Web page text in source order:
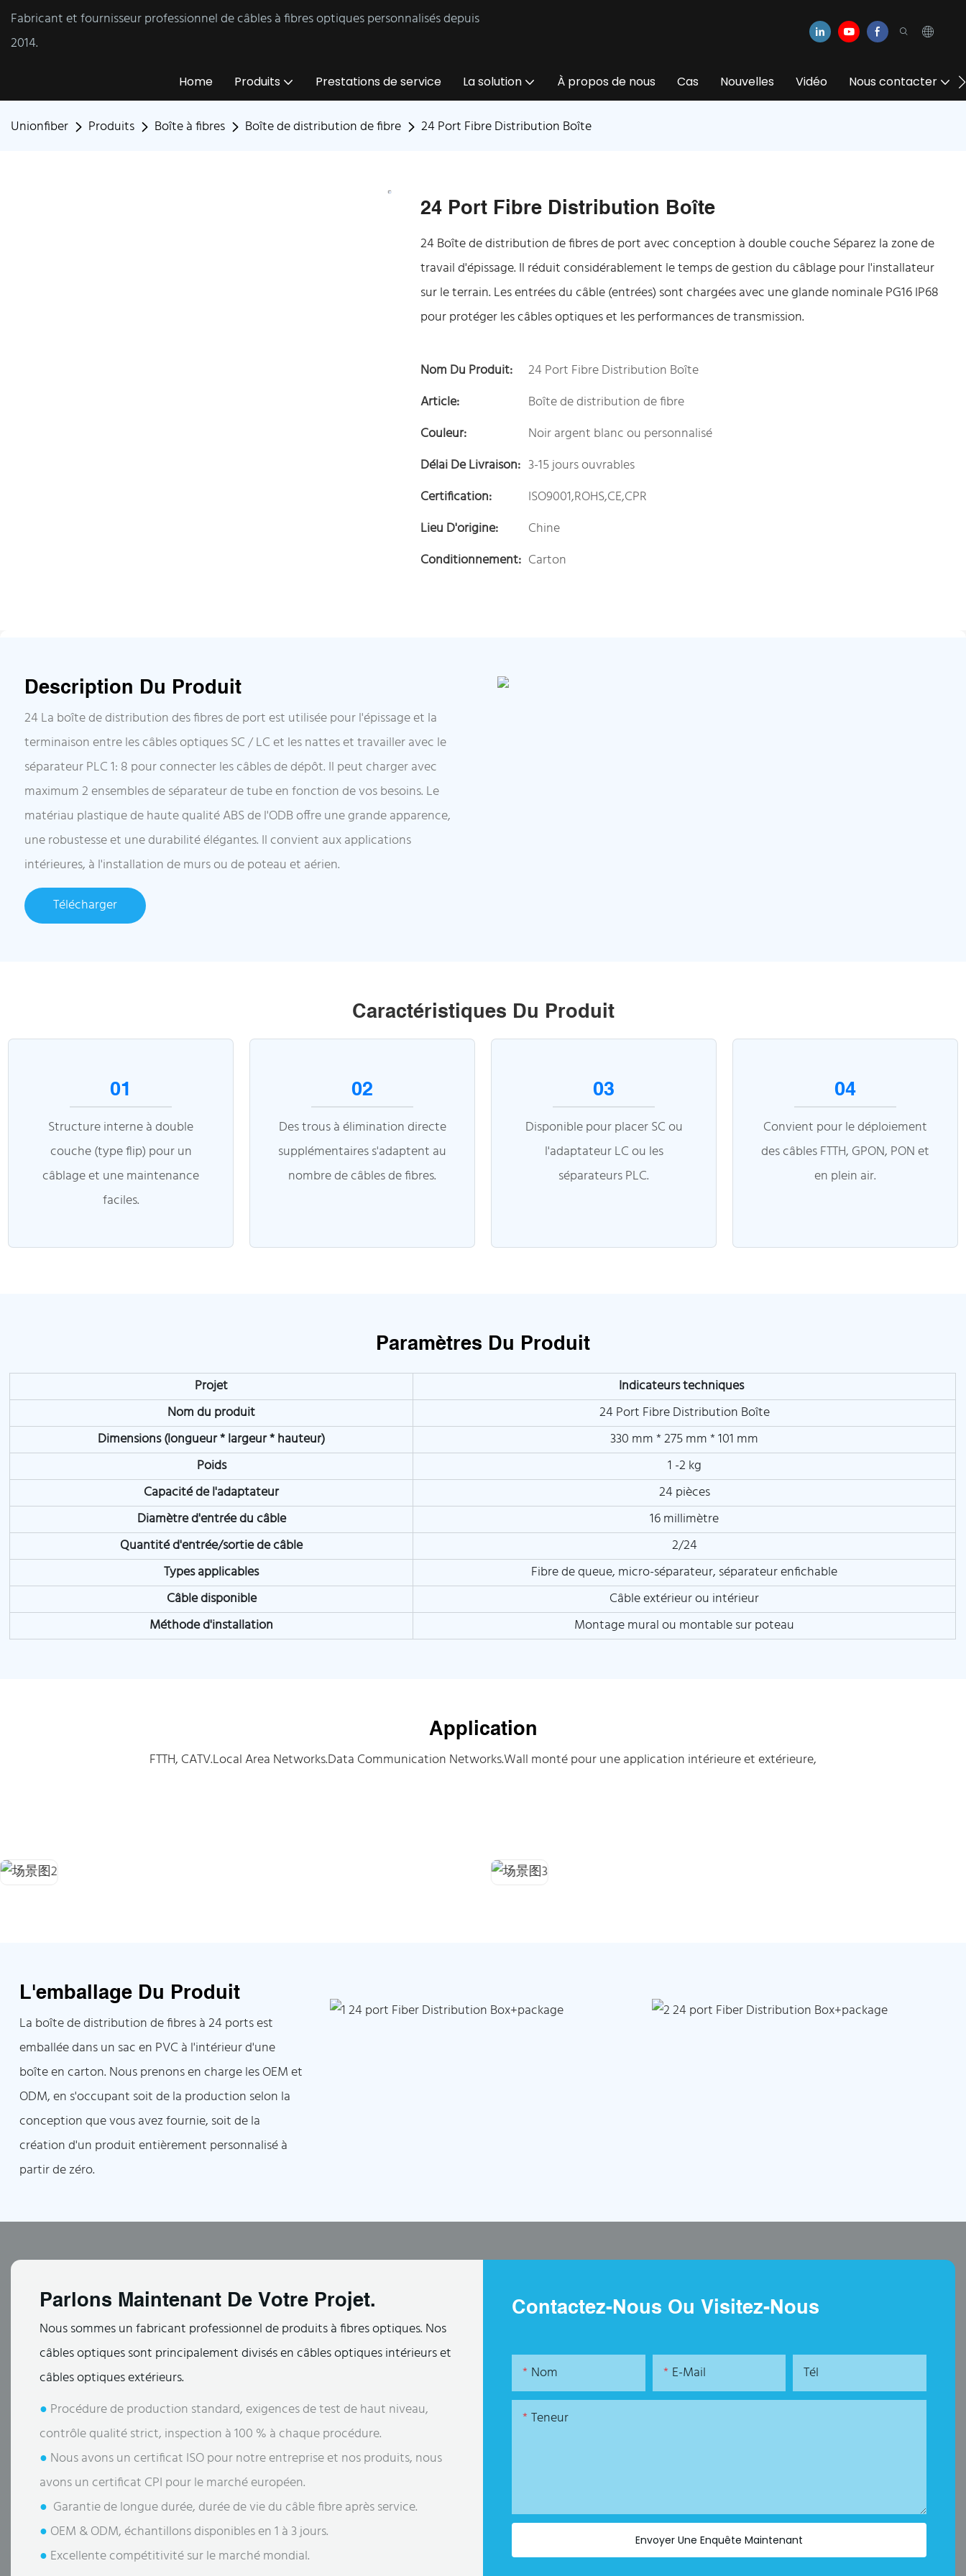
Fabricant et fournisseur professionnel de câbles à fibres optiques personnalisés depuis
2014.
Home Produits Prestations de service La solution À propos de nous Cas Nouvelles Vidéo Nous contacter
Unionfiber Produits Boîte à fibres Boîte de distribution de fibre 24 Port Fibre Distribution Boîte
24 Port Fibre Distribution Boîte
24 Boîte de distribution de fibres de port avec conception à double couche Séparez la zone de
travail d'épissage. Il réduit considérablement le temps de gestion du câblage pour l'installateur
sur le terrain. Les entrées du câble (entrées) sont chargées avec une glande nominale PG16 IP68
pour protéger les câbles optiques et les performances de transmission.
Nom Du Produit:
24 Port Fibre Distribution Boîte
Article:
Boîte de distribution de fibre
Couleur:
Noir argent blanc ou personnalisé
Délai De Livraison: 3-15 jours ouvrables
Certification:
ISO9001,ROHS,CE,CPR
Lieu D'origine:
Chine
Conditionnement: Carton
Description Du Produit
24 La boîte de distribution des fibres de port est utilisée pour l'épissage et la
terminaison entre les câbles optiques SC / LC et les nattes et travailler avec le
séparateur PLC 1: 8 pour connecter les câbles de dépôt. Il peut charger avec
maximum 2 ensembles de séparateur de tube en fonction de vos besoins. Le
matériau plastique de haute qualité ABS de l'ODB offre une grande apparence,
une robustesse et une durabilité élégantes. Il convient aux applications
intérieures, à l'installation de murs ou de poteau et aérien.
Télécharger
Caractéristiques Du Produit
01
Structure interne à double
couche (type flip) pour un
câblage et une maintenance
faciles.
02
Des trous à élimination directe
supplémentaires s'adaptent au
nombre de câbles de fibres.
03
Disponible pour placer SC ou
l'adaptateur LC ou les
séparateurs PLC.
04
Convient pour le déploiement
des câbles FTTH, GPON, PON et
en plein air.
Paramètres Du Produit
Projet
Indicateurs techniques
Nom du produit
24 Port Fibre Distribution Boîte
Dimensions (longueur * largeur * hauteur)
330 mm * 275 mm * 101 mm
Poids
1 -2 kg
Capacité de l'adaptateur
24 pièces
Diamètre d'entrée du câble
16 millimètre
Quantité d'entrée/sortie de câble
2/24
Types applicables
Fibre de queue, micro-séparateur, séparateur enfichable
Câble disponible
Câble extérieur ou intérieur
Méthode d'installation
Montage mural ou montable sur poteau
Application
FTTH, CATV.Local Area Networks.Data Communication Networks.Wall monté pour une application intérieure et extérieure,
L'emballage Du Produit
La boîte de distribution de fibres à 24 ports est
emballée dans un sac en PVC à l'intérieur d'une
boîte en carton. Nous prenons en charge les OEM et
ODM, en s'occupant soit de la production selon la
conception que vous avez fournie, soit de la
création d'un produit entièrement personnalisé à
partir de zéro.
Parlons Maintenant De Votre Projet.
Nous sommes un fabricant professionnel de produits à fibres optiques. Nos
câbles optiques sont principalement divisés en câbles optiques intérieurs et
câbles optiques extérieurs.
● Procédure de production standard, exigences de test de haut niveau,
contrôle qualité strict, inspection à 100 % à chaque procédure.
● Nous avons un certificat ISO pour notre entreprise et nos produits, nous
avons un certificat CPI pour le marché européen.
● Garantie de longue durée, durée de vie du câble fibre après service.
● OEM & ODM, échantillons disponibles en 1 à 3 jours.
● Excellente compétitivité sur le marché mondial.
Contactez-Nous Ou Visitez-Nous
Nom E-Mail Tél
Teneur
Envoyer Une Enquête Maintenant